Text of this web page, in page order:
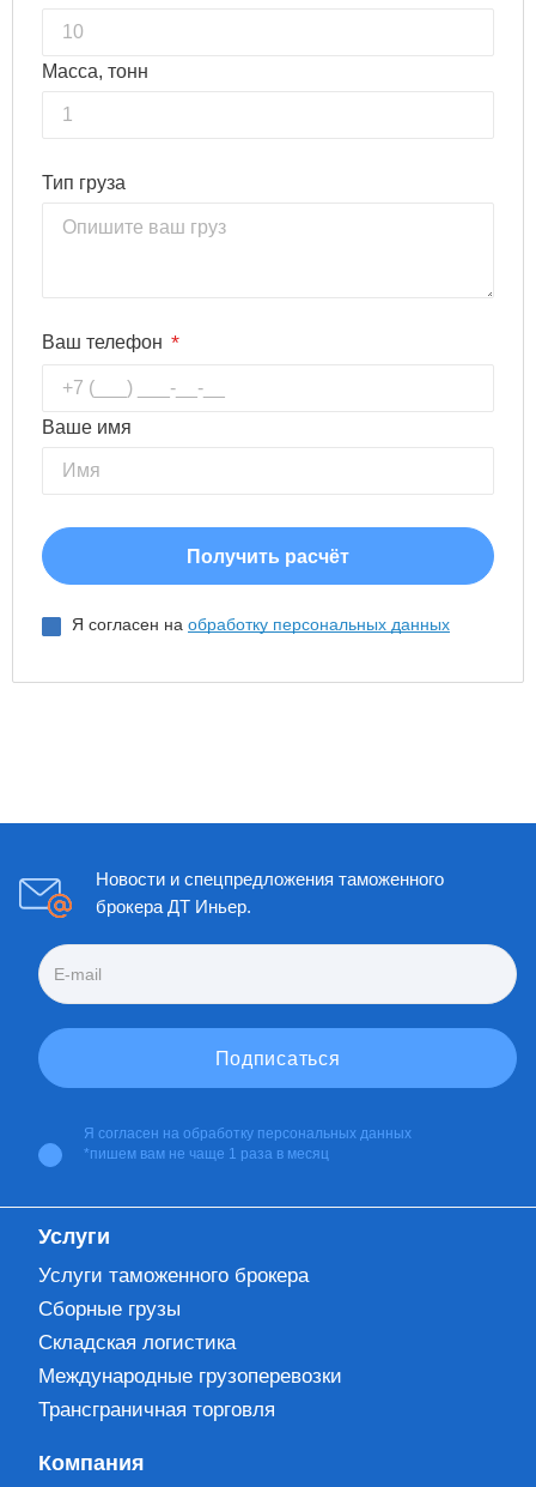
Масса, тонн
Тип груза
Ваш телефон *
Ваше имя
Я согласен на обработку персональных данных
Новости и спецпредложения таможенного
брокера ДТ Иньер.
Я согласен на обработку персональных данных
*пишем вам не чаще 1 раза в месяц
Услуги
Услуги таможенного брокера
Сборные грузы
Складская логистика
Международные грузоперевозки
Трансграничная торговля
Компания